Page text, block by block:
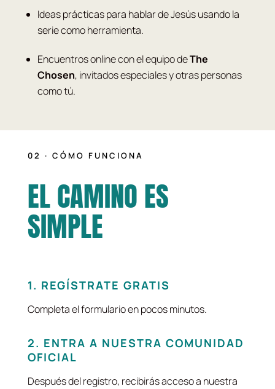
Ideas prácticas para hablar de Jesús usando la
serie como herramienta.
Encuentros online con el equipo deThe
Chosen, invitados especiales y otras personas
como tú.
02 · CÓMO FUNCIONA
EL CAMINO ES
SIMPLE
1. REGÍSTRATE GRATIS
Completa el formulario en pocos minutos.
2. ENTRA A NUESTRA COMUNIDAD
OFICIAL
Después del registro, recibirás acceso a nuestra